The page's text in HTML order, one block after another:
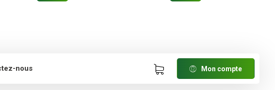
nous Mon compte